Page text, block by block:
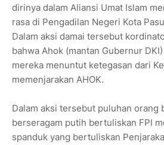
dirinya dalam Aliansi Umat Islam
rasa di Pengadilan Negeri Kota
Dalam aksi damai tersebut
bahwa Ahok (mantan Gubernur
mereka menuntut ketegasan dari
memenjarakan AHOK.
Dalam aksi tersebut puluhan orang
berseragam putih bertuliskan FPI
spanduk yang bertuliskan